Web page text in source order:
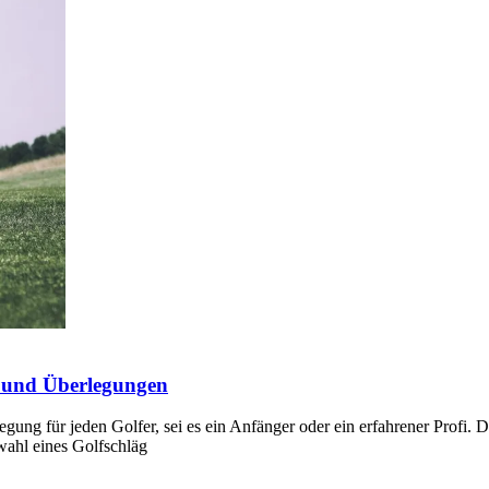
Überlegungen
für jeden Golfer, sei es ein Anfänger oder ein erfahrener
eines Golfschläg